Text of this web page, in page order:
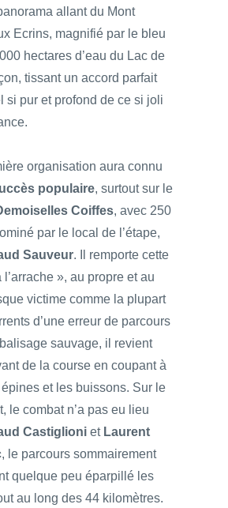
allant du Mont
Ecrins, magnifié par le bleu
hectares d’eau du Lac de
tissant un accord parfait
si pur et profond de ce si joli
organisation aura connu
populaire, surtout sur le
Coiffes, avec 250
par le local de l’étape,
Sauveur. Il remporte cette
», au propre et au
victime comme la plupart
d’une erreur de parcours
sauvage, il revient
de la course en coupant à
et les buissons. Sur le
le combat n’a pas eu lieu
Castiglioni et Laurent
, le parcours sommairement
quelque peu éparpillé les
au long des 44 kilomètres.